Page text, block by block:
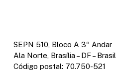
SEPN 510, Bloco A 3º Andar
Ala Norte, Brasília – DF – Brasil
Código postal: 70.750-521